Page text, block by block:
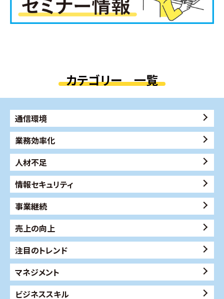
カテゴリー 一覧
通信環境
業務効率化
人材不足
情報セキュリティ
事業継続
売上の向上
注目のトレンド
マネジメント
ビジネススキル